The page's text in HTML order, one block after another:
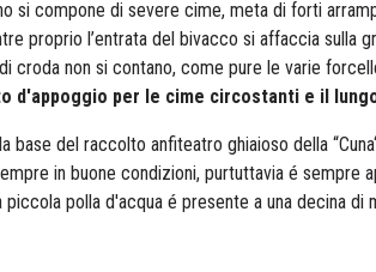
si compone di severe cime, meta di forti
proprio l’entrata del bivacco si affaccia sulla
croda non si contano, come pure le varie
d'appoggio per le cime circostanti e il
del raccolto anfiteatro ghiaioso della
in buone condizioni, purtuttavia é sempre
polla d'acqua é presente a una decina di